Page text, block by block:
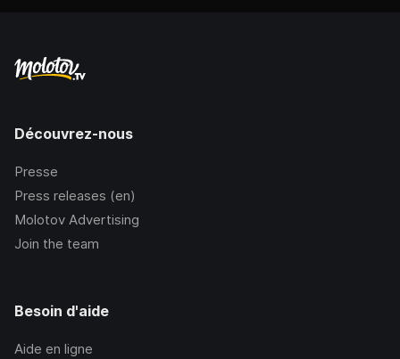
Découvrez-nous
Presse
Press releases (en)
Molotov Advertising
Join the team
Besoin d'aide
Aide en ligne